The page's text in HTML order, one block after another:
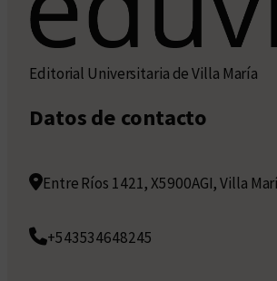
Editorial Universitaria de Villa María
Datos de contacto
Entre Ríos 1421, X5900AGI, Villa
+543534648245